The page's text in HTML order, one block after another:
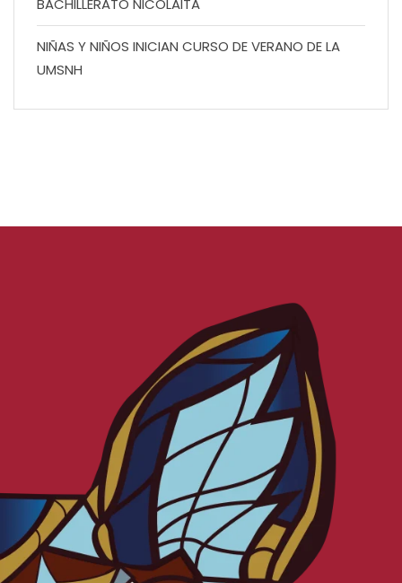
BACHILLERATO NICOLAITA
NIÑAS Y NIÑOS INICIAN CURSO DE VERANO DE LA
UMSNH